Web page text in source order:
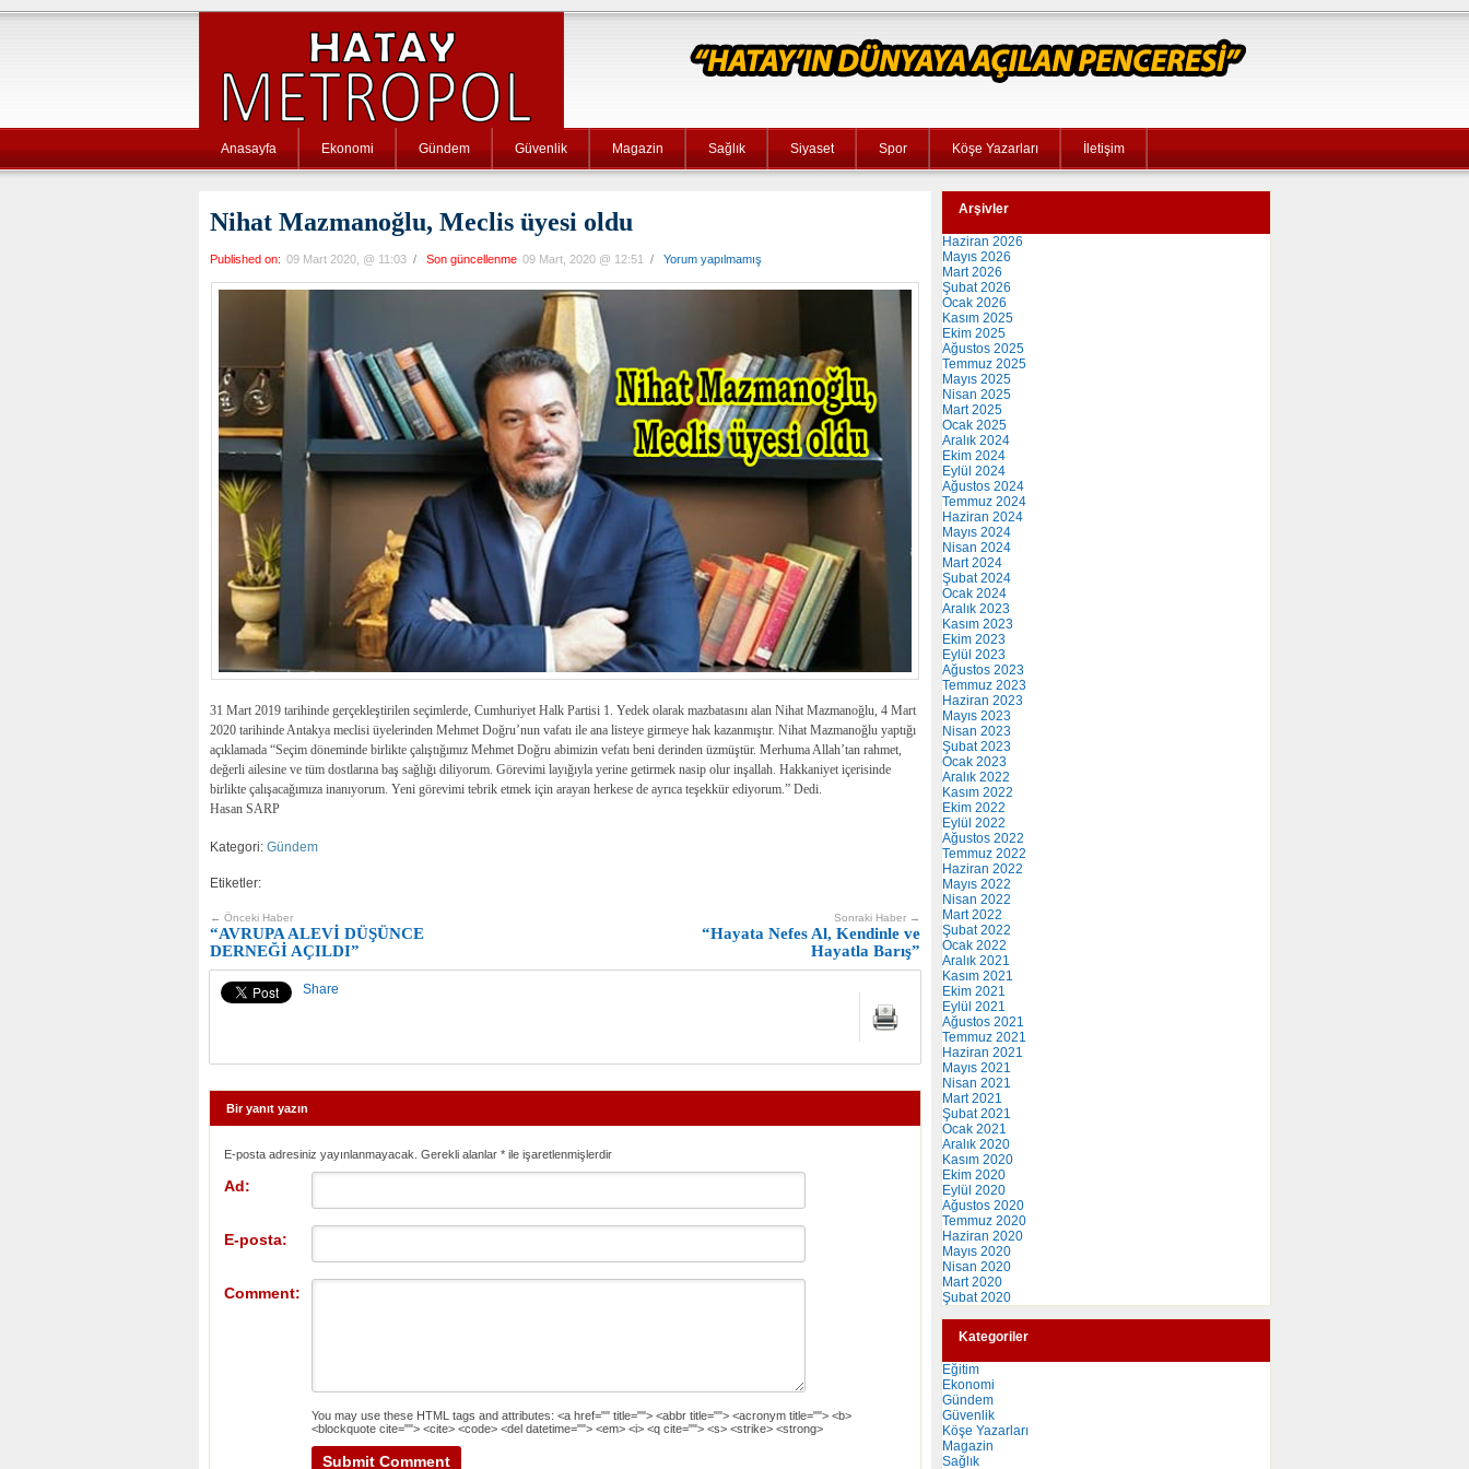
Anasayfa Ekonomi Gündem Güvenlik Magazin Sağlık Siyaset Spor Köşe Yazarları İletişim
Nihat Mazmanoğlu, Meclis üyesi oldu
Published on: 09 Mart 2020, @ 11:03 / Son güncellenme 09 Mart, 2020 @ 12:51 / Yorum yapılmamış
31 Mart 2019 tarihinde gerçekleştirilen seçimlerde, Cumhuriyet Halk Partisi 1. Yedek olarak mazbatasını alan Nihat Mazmanoğlu, 4 Mart
2020 tarihinde Antakya meclisi üyelerinden Mehmet Doğru’nun vafatı ile ana listeye girmeye hak kazanmıştır. Nihat Mazmanoğlu yaptığı
açıklamada “Seçim döneminde birlikte çalıştığımız Mehmet Doğru abimizin vefatı beni derinden üzmüştür. Merhuma Allah’tan rahmet,
değerli ailesine ve tüm dostlarına baş sağlığı diliyorum. Görevimi layığıyla yerine getirmek nasip olur inşallah. Hakkaniyet içerisinde
birlikte çalışacağımıza inanıyorum. Yeni görevimi tebrik etmek için arayan herkese de ayrıca teşekkür ediyorum.” Dedi.
Hasan SARP
Kategori: Gündem
Etiketler:
Sonraki Haber →
“Hayata Nefes Al, Kendinle ve
Hayatla Barış”
← Önceki Haber
“AVRUPA ALEVİ DÜŞÜNCE
DERNEĞİ AÇILDI”
Share
Bir yanıt yazın
E-posta adresiniz yayınlanmayacak. Gerekli alanlar * ile işaretlenmişlerdir
Ad:
E-posta:
Comment:
You may use these HTML tags and attributes: <a href="" title=""> <abbr title=""> <acronym title=""> <b>
<blockquote cite=""> <cite> <code> <del datetime=""> <em> <i> <q cite=""> <s> <strike> <strong>
Arşivler
Haziran 2026
Mayıs 2026
Mart 2026
Şubat 2026
Ocak 2026
Kasım 2025
Ekim 2025
Ağustos 2025
Temmuz 2025
Mayıs 2025
Nisan 2025
Mart 2025
Ocak 2025
Aralık 2024
Ekim 2024
Eylül 2024
Ağustos 2024
Temmuz 2024
Haziran 2024
Mayıs 2024
Nisan 2024
Mart 2024
Şubat 2024
Ocak 2024
Aralık 2023
Kasım 2023
Ekim 2023
Eylül 2023
Ağustos 2023
Temmuz 2023
Haziran 2023
Mayıs 2023
Nisan 2023
Şubat 2023
Ocak 2023
Aralık 2022
Kasım 2022
Ekim 2022
Eylül 2022
Ağustos 2022
Temmuz 2022
Haziran 2022
Mayıs 2022
Nisan 2022
Mart 2022
Şubat 2022
Ocak 2022
Aralık 2021
Kasım 2021
Ekim 2021
Eylül 2021
Ağustos 2021
Temmuz 2021
Haziran 2021
Mayıs 2021
Nisan 2021
Mart 2021
Şubat 2021
Ocak 2021
Aralık 2020
Kasım 2020
Ekim 2020
Eylül 2020
Ağustos 2020
Temmuz 2020
Haziran 2020
Mayıs 2020
Nisan 2020
Mart 2020
Şubat 2020
Kategoriler
Eğitim
Ekonomi
Gündem
Güvenlik
Köşe Yazarları
Magazin
Sağlık